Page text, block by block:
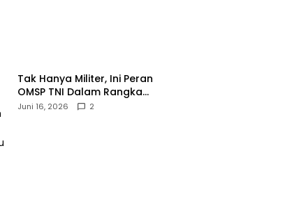
‎Tak Hanya Militer, Ini Peran
OMSP TNI Dalam Rangka
Mendukung Pembangunan
Juni 16, 2026 2